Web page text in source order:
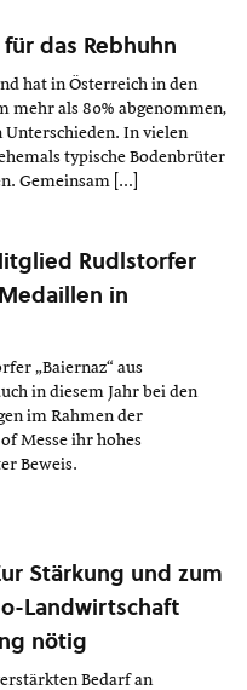
das Rebhuhn
hat in Österreich in den
mehr als 80% abgenommen,
Unterschieden. In vielen
typische Bodenbrüter
Gemeinsam […]
Rudlstorfer
in
„Baiernaz“ aus
in diesem Jahr bei den
im Rahmen der
Messe ihr hohes
Beweis.
Stärkung und zum
Landwirtschaft
nötig
Bedarf an